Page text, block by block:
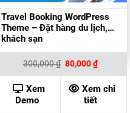
Travel Booking WordPress
Theme – Đặt hàng du lịch,
khách sạn
300,000₫ Giá
gốc
là:
300,000 ₫.
80,000₫Giá
hiện
tại
là:
80,000
Xem
Demo
Xem chi
tiết